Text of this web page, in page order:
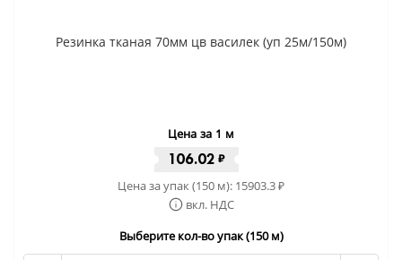
Резинка тканая 70мм цв василек (уп 25м/150м)
Цена за 1 м
106.02 ₽
Цена за упак (150 м): 15903.3₽
вкл. НДС
Выберите кол-во упак (150 м)